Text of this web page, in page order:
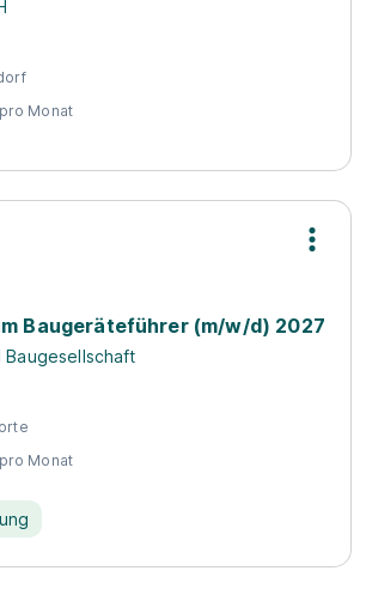
pro Monat
Baugeräteführer (m/w/d) 2027
Baugesellschaft
pro Monat